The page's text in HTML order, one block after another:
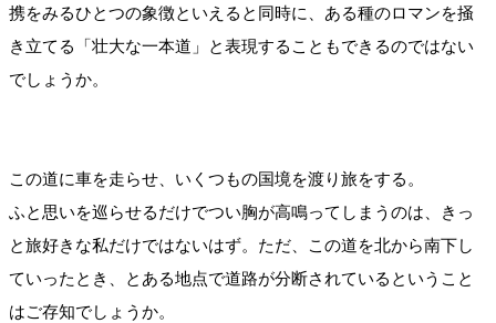
携をみるひとつの象徴といえると同時に、ある種のロマンを掻
き立てる「壮大な一本道」と表現することもできるのではない
でしょうか。
この道に車を走らせ、いくつもの国境を渡り旅をする。
ふと思いを巡らせるだけでつい胸が高鳴ってしまうのは、きっ
と旅好きな私だけではないはず。ただ、この道を北から南下し
ていったとき、とある地点で道路が分断されているということ
はご存知でしょうか。